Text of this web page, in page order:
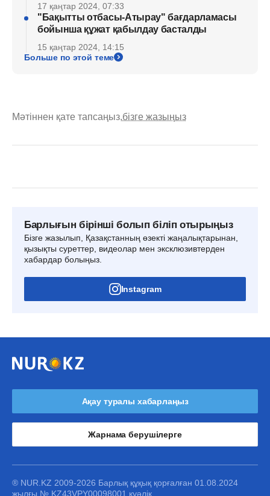
17 қаңтар 2024, 07:33
"Бақытты отбасы-Атырау" бағдарламасы
бойынша құжат қабылдау басталды
15 қаңтар 2024, 14:15
Больше по этой теме
Мәтіннен қате тапсаңыз,бізге жазыңыз
Барлығын бірінші болып біліп отырыңыз
Бізге жазылып, Қазақстанның өзекті жаңалықтарынан,
қызықты суреттер, видеолар мен эксклюзивтерден
хабардар болыңыз.
Instagram
Ақау туралы хабарлаңыз
Жарнама берушілерге
® NUR.KZ 2009-2026 Барлық құқық қорғалған 01.08.2024
жылғы № KZ43VPY00098001 куәлік.